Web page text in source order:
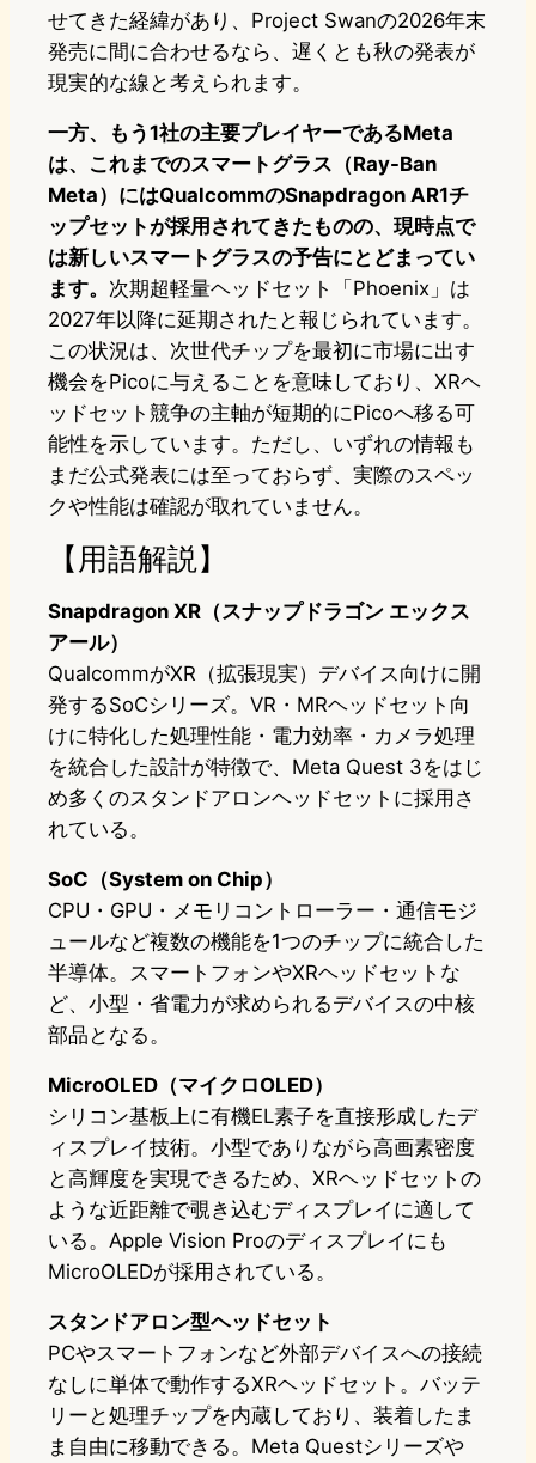
せてきた経緯があり、Project Swanの2026年末
発売に間に合わせるなら、遅くとも秋の発表が
現実的な線と考えられます。
一方、もう1社の主要プレイヤーであるMeta
は、これまでのスマートグラス（Ray-Ban
Meta）にはQualcommのSnapdragon AR1チ
ップセットが採用されてきたものの、現時点で
は新しいスマートグラスの予告にとどまってい
ます。 次期超軽量ヘッドセット「Phoenix」は
2027年以降に延期されたと報じられています。
この状況は、次世代チップを最初に市場に出す
機会をPicoに与えることを意味しており、XRヘ
ッドセット競争の主軸が短期的にPicoへ移る可
能性を示しています。ただし、いずれの情報も
まだ公式発表には至っておらず、実際のスペッ
クや性能は確認が取れていません。
【用語解説】
Snapdragon XR（スナップドラゴン エックス
アール）
QualcommがXR（拡張現実）デバイス向けに開
発するSoCシリーズ。VR・MRヘッドセット向
けに特化した処理性能・電力効率・カメラ処理
を統合した設計が特徴で、Meta Quest 3をはじ
め多くのスタンドアロンヘッドセットに採用さ
れている。
SoC（System on Chip）
CPU・GPU・メモリコントローラー・通信モジ
ュールなど複数の機能を1つのチップに統合した
半導体。スマートフォンやXRヘッドセットな
ど、小型・省電力が求められるデバイスの中核
部品となる。
MicroOLED（マイクロOLED）
シリコン基板上に有機EL素子を直接形成したデ
ィスプレイ技術。小型でありながら高画素密度
と高輝度を実現できるため、XRヘッドセットの
ような近距離で覗き込むディスプレイに適して
いる。Apple Vision Proのディスプレイにも
MicroOLEDが採用されている。
スタンドアロン型ヘッドセット
PCやスマートフォンなど外部デバイスへの接続
なしに単体で動作するXRヘッドセット。バッテ
リーと処理チップを内蔵しており、装着したま
ま自由に移動できる。Meta Questシリーズや